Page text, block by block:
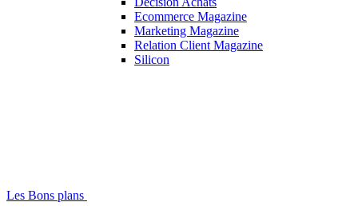
Ecommerce Magazine
Marketing Magazine
Relation Client Magazine
Silicon
Les Bons plans